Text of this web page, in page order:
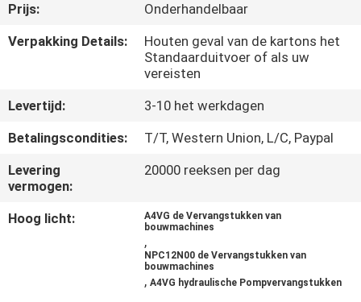
CONTACTEER
ONS
NIEUWS
GEVALLEN
SITEMAP
Prijs:
Onderhandelbaar
Verpakking Details:
Houten geval van de kartons het
Standaarduitvoer of als uw
vereisten
Levertijd:
3-10 het werkdagen
Betalingscondities:
T/T, Western Union, L/C, Paypal
Levering
vermogen:
20000 reeksen per dag
Hoog licht:
A4VG de Vervangstukken van
bouwmachines
,
NPC12N00 de Vervangstukken van
bouwmachines
,A4VG hydraulische Pompvervangstukken